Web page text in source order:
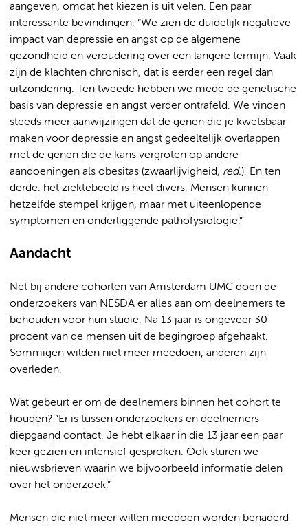
aangeven, omdat het kiezen is uit velen. Een paar
interessante bevindingen: “We zien de duidelijk negatieve
impact van depressie en angst op de algemene
gezondheid en veroudering over een langere termijn. Vaak
zijn de klachten chronisch, dat is eerder een regel dan
uitzondering. Ten tweede hebben we mede de genetische
basis van depressie en angst verder ontrafeld. We vinden
steeds meer aanwijzingen dat de genen die je kwetsbaar
maken voor depressie en angst gedeeltelijk overlappen
met de genen die de kans vergroten op andere
aandoeningen als obesitas (zwaarlijvigheid, red.). En ten
derde: het ziektebeeld is heel divers. Mensen kunnen
hetzelfde stempel krijgen, maar met uiteenlopende
symptomen en onderliggende pathofysiologie.”
Aandacht
Net bij andere cohorten van Amsterdam UMC doen de
onderzoekers van NESDA er alles aan om deelnemers te
behouden voor hun studie. Na 13 jaar is ongeveer 30
procent van de mensen uit de begingroep afgehaakt.
Sommigen wilden niet meer meedoen, anderen zijn
overleden.
Wat gebeurt er om de deelnemers binnen het cohort te
houden? “Er is tussen onderzoekers en deelnemers
diepgaand contact. Je hebt elkaar in die 13 jaar een paar
keer gezien en intensief gesproken. Ook sturen we
nieuwsbrieven waarin we bijvoorbeeld informatie delen
over het onderzoek.”
Mensen die niet meer willen meedoen worden benaderd